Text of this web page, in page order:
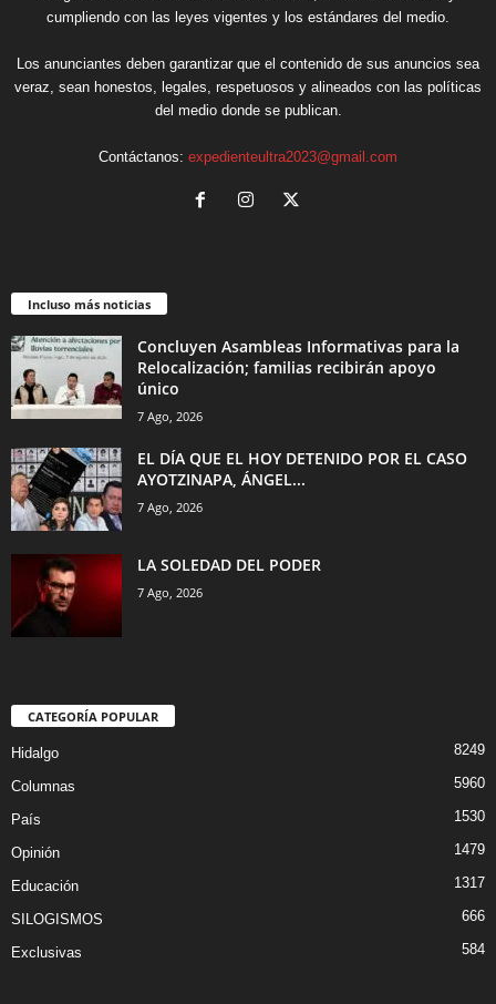
cumpliendo con las leyes vigentes y los estándares del medio.
Los anunciantes deben garantizar que el contenido de sus anuncios sea
veraz, sean honestos, legales, respetuosos y alineados con las políticas
del medio donde se publican.
Contáctanos: expedienteultra2023@gmail.com
Incluso más noticias
Concluyen Asambleas Informativas para la
Relocalización; familias recibirán apoyo
único
7 Ago, 2026
EL DÍA QUE EL HOY DETENIDO POR EL CASO
AYOTZINAPA, ÁNGEL...
7 Ago, 2026
LA SOLEDAD DEL PODER
7 Ago, 2026
CATEGORÍA POPULAR
Hidalgo 8249
Columnas 5960
País 1530
Opinión 1479
Educación 1317
SILOGISMOS 666
Exclusivas 584